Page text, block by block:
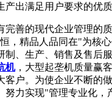
产出满足用户要求的优质
善的现代企业管理的质
，精品人品同在"为核
制、生产、销售及售后
机，大型起垄机质量赢
客户。为使企业不断的
努力实现"管理专业化，